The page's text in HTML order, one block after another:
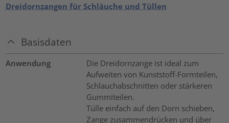
Dreidornzangen für Schläuche und Tüllen
Basisdaten
Anwendung
Die Dreidornzange ist ideal zum
Aufweiten von Kunststoff-Formteilen,
Schlauchabschnitten oder stärkeren
Gummiteilen.
Tülle einfach auf den Dorn schieben,
Zange zusammendrücken und über